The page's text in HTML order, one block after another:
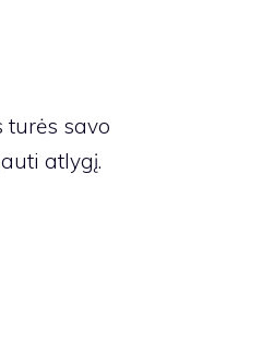
turės savo
atlygį.